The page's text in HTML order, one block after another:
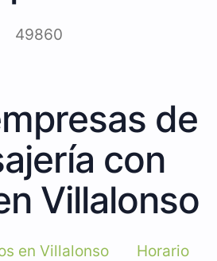
49860
de
con
Villalonso
en Villalonso Horario